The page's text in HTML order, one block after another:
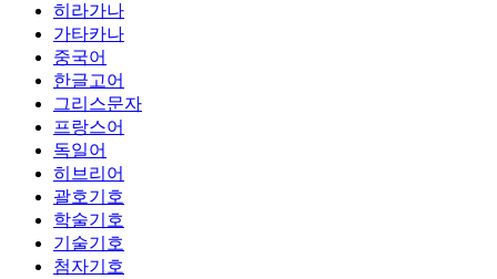
히라가나
가타카나
중국어
한글고어
그리스문자
프랑스어
독일어
히브리어
괄호기호
학술기호
기술기호
첨자기호